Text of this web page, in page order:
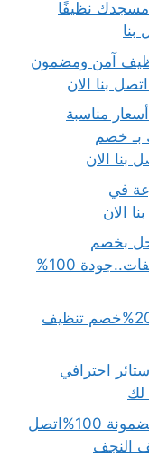
نظيفًا
آمن ومضمون
مناسبة
بـ خصم
في
بخصم
33%على أقوى خدمات تنظيف المكيفات..جودة 100%
شركة تنظيف بعد الحريق بالرياض بـ20%خصم تنظيف
احترافي
شركة تنظيف نجف بالرياض بجودة مضمونة 100%اتصل